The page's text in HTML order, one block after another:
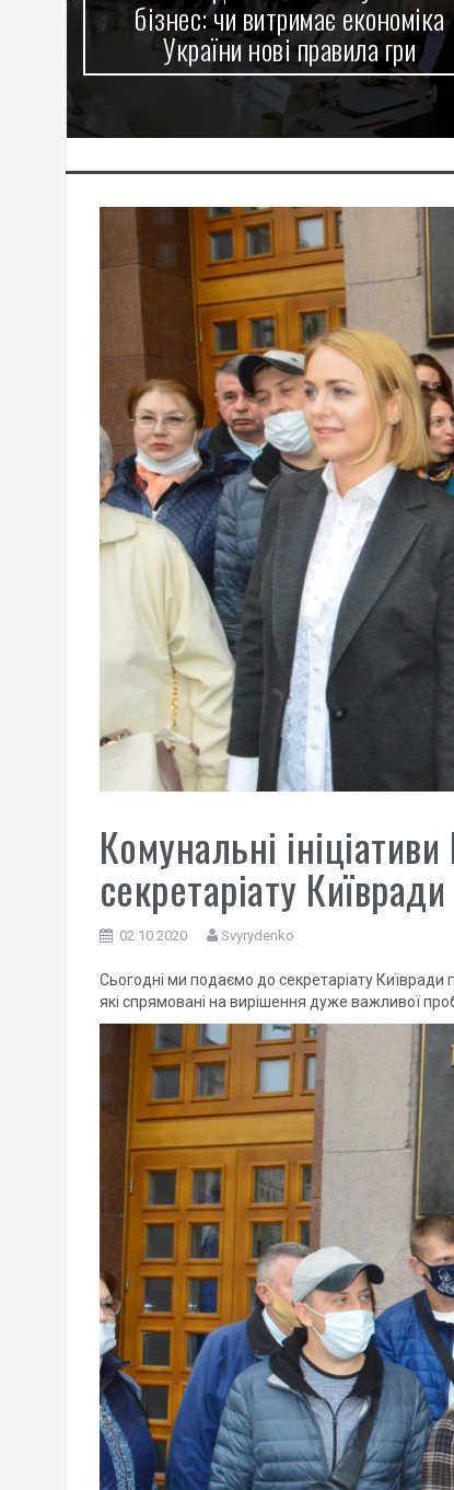
репродуктивної медицини на
оснастили сучасним обладнанням
Комунальні
секретаріату Київради
02.10.2020 Svyrydenko
Сьогодні ми подаємо до секретаріату Київради
які спрямовані на вирішення дуже важливої